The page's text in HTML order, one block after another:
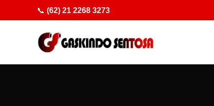
📞 (62) 21 2268 3273